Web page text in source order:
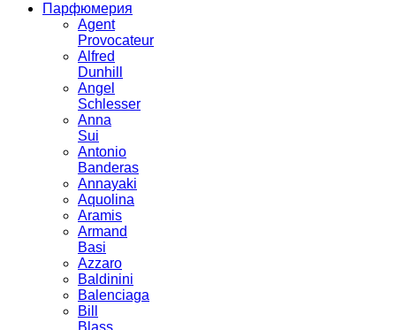
Парфюмерия
Agent
Provocateur
Alfred
Dunhill
Angel
Schlesser
Anna
Sui
Antonio
Banderas
Annayaki
Aquolina
Aramis
Armand
Basi
Azzaro
Baldinini
Balenciaga
Bill